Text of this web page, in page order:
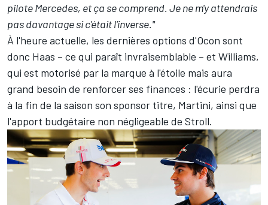
pilote Mercedes, et ça se comprend. Je ne m'y attendrais
pas davantage si c'était l'inverse."
À l'heure actuelle, les dernières options d'Ocon sont
donc Haas – ce qui paraît invraisemblable – et Williams,
qui est motorisé par la marque à l'étoile mais aura
grand besoin de renforcer ses finances : l'écurie perdra
à la fin de la saison son sponsor titre, Martini, ainsi que
l'apport budgétaire non négligeable de Stroll.